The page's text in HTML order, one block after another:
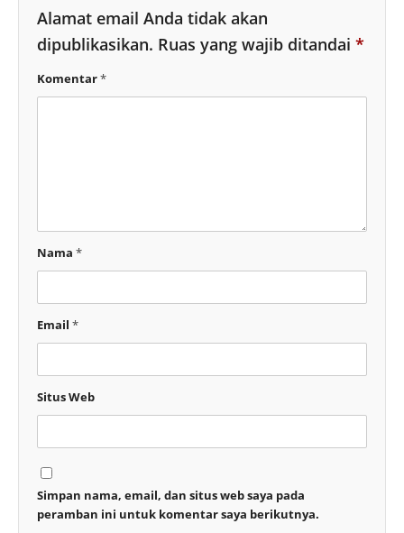
Alamat email Anda tidak akan
dipublikasikan. Ruas yang wajib ditandai *
Komentar*
Nama *
Email *
Situs Web
Simpan nama, email, dan situs web saya pada
peramban ini untuk komentar saya berikutnya.